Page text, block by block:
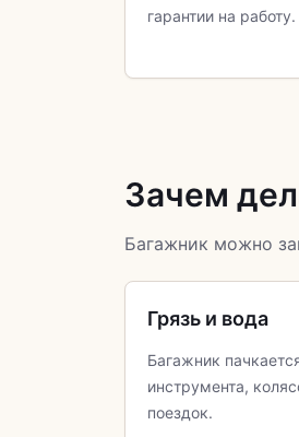
гарантии на работу.
Зачем
Багажник можно
Грязь и вода
Багажник
инструмента,
поездок.